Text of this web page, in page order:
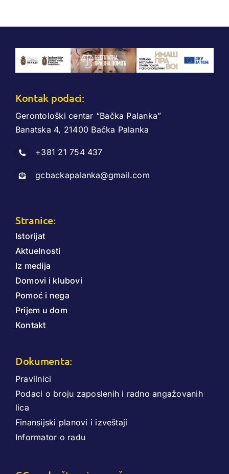
Kontak podaci:
Gerontološki centar “Bačka Palanka”
Banatska 4, 21400 Bačka Palanka
+381 21 754 437
gcbackapalanka@gmail.com
Stranice:
Istorijat
Aktuelnosti
Iz medija
Domovi i klubovi
Pomoć i nega
Prijem u dom
Kontakt
Dokumenta:
Pravilnici
Podaci o broju zaposlenih i radno angažovanih
lica
Finansijski planovi i izveštaji
Informator o radu